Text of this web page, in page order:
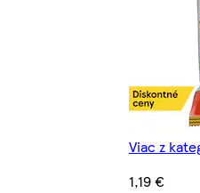
Viac z
1,19 €